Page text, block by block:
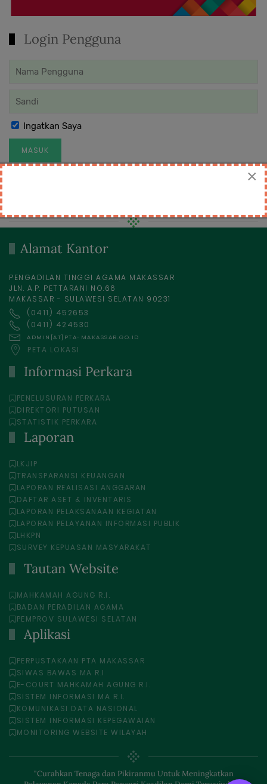
Login Pengguna
Ingatkan Saya
MASUK
Alamat Kantor
PENGADILAN TINGGI AGAMA MAKASSAR
JLN. A.P. PETTARANI NO.66
MAKASSAR - SULAWESI SELATAN 90231
(0411) 452653
(0411) 424530
ADMIN[AT]PTA-MAKASSAR.GO.ID
PETA LOKASI
Informasi Perkara
PENELUSURAN PERKARA
DIREKTORI PUTUSAN
STATISTIK PERKARA
Laporan
LKJIP
TRANSPARANSI KEUANGAN
LAPORAN REALISASI ANGGARAN
DAFTAR ASET & INVENTARIS
LAPORAN PELAKSANAAN KEGIATAN
LAPORAN PELAYANAN INFORMASI PUBLIK
LHKPN
SURVEY KEPUASAN MASYARAKAT
Tautan Website
MAHKAMAH AGUNG R.I.
BADAN PERADILAN AGAMA
PEMPROV SULAWESI SELATAN
Aplikasi
PERPUSTAKAAN PTA MAKASSAR
SIWAS BAWAS MA R.I
E-COURT MAHKAMAH AGUNG R.I.
SISTEM INFORMASI MA R.I.
KOMUNIKASI DATA NASIONAL
SISTEM INFORMASI KEPEGAWAIAN
MONITORING WEBSITE WILAYAH
"Curahkan Tenaga dan Pikiranmu Untuk Meningkatkan
×